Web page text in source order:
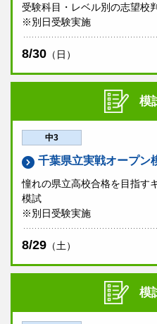
受験科目・レベル別の志望校
※別日受験実施
8/30 （日）
模
中3
千葉県立実戦オープン
憧れの県立高校合格を目指す
模試
※別日受験実施
8/29 （土）
模